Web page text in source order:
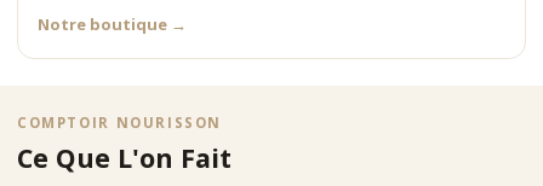
Notre boutique →
COMPTOIR NOURISSON
Ce Que L'on Fait